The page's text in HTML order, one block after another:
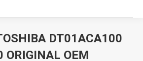
DT01ACA100
ORIGINAL OEM